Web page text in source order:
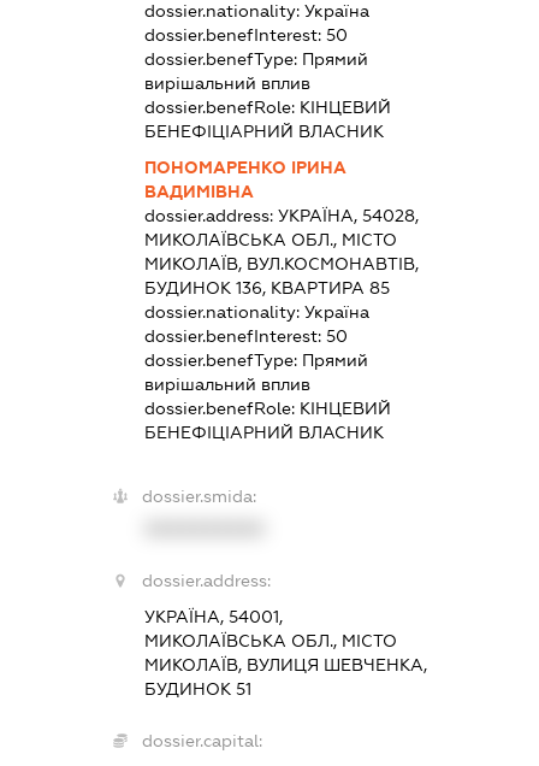
dossier.nationality: Україна
dossier.benefInterest: 50
dossier.benefType: Прямий
вирішальний вплив
dossier.benefRole: КІНЦЕВИЙ
БЕНЕФІЦІАРНИЙ ВЛАСНИК
ПОНОМАРЕНКО ІРИНА
ВАДИМІВНА
dossier.address: УКРАЇНА, 54028,
МИКОЛАЇВСЬКА ОБЛ., МІСТО
МИКОЛАЇВ, ВУЛ.КОСМОНАВТІВ,
БУДИНОК 136, КВАРТИРА 85
dossier.nationality: Україна
dossier.benefInterest: 50
dossier.benefType: Прямий
вирішальний вплив
dossier.benefRole: КІНЦЕВИЙ
БЕНЕФІЦІАРНИЙ ВЛАСНИК
dossier.smida:
dossier.address:
УКРАЇНА, 54001,
МИКОЛАЇВСЬКА ОБЛ., МІСТО
МИКОЛАЇВ, ВУЛИЦЯ ШЕВЧЕНКА,
БУДИНОК 51
dossier.capital: